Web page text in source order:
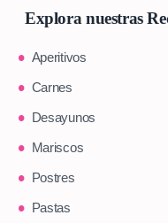
Explora nuestras
Aperitivos
Carnes
Desayunos
Mariscos
Postres
Pastas